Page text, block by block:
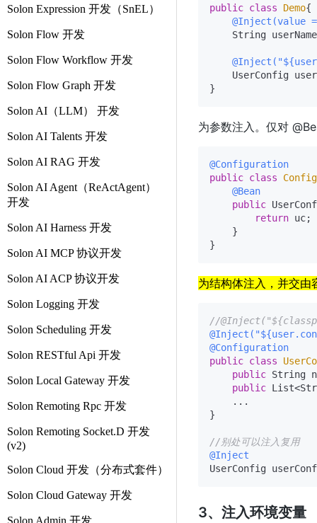
Solon Expression 开发（SnEL）
Solon Flow 开发
Solon Flow Workflow 开发
Solon Flow Graph 开发
Solon AI（LLM） 开发
Solon AI Talents 开发
Solon AI RAG 开发
Solon AI Agent（ReActAgent）
开发
Solon AI Harness 开发
Solon AI MCP 协议开发
Solon AI ACP 协议开发
Solon Logging 开发
Solon Scheduling 开发
Solon RESTful Api 开发
Solon Local Gateway 开发
Solon Remoting Rpc 开发
Solon Remoting Socket.D 开发
(v2)
Solon Cloud 开发（分布式套件）
Solon Cloud Gateway 开发
Solon Admin 开发
public class Demo{
@Inject(value
String
UserConfig
为参数注入。仅对
@Configuration
public class
Config
@Bean
public
return uc;
    }
为结构体注入，并交
//
@Configuration
public class
public String
public
    ...
}
//别处可以注入复用
@Inject
3、注入环境变量